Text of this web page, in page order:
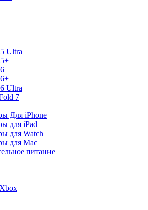
Ultra
Ultra
7
Для iPhone
для iPad
для Watch
для Mac
питание